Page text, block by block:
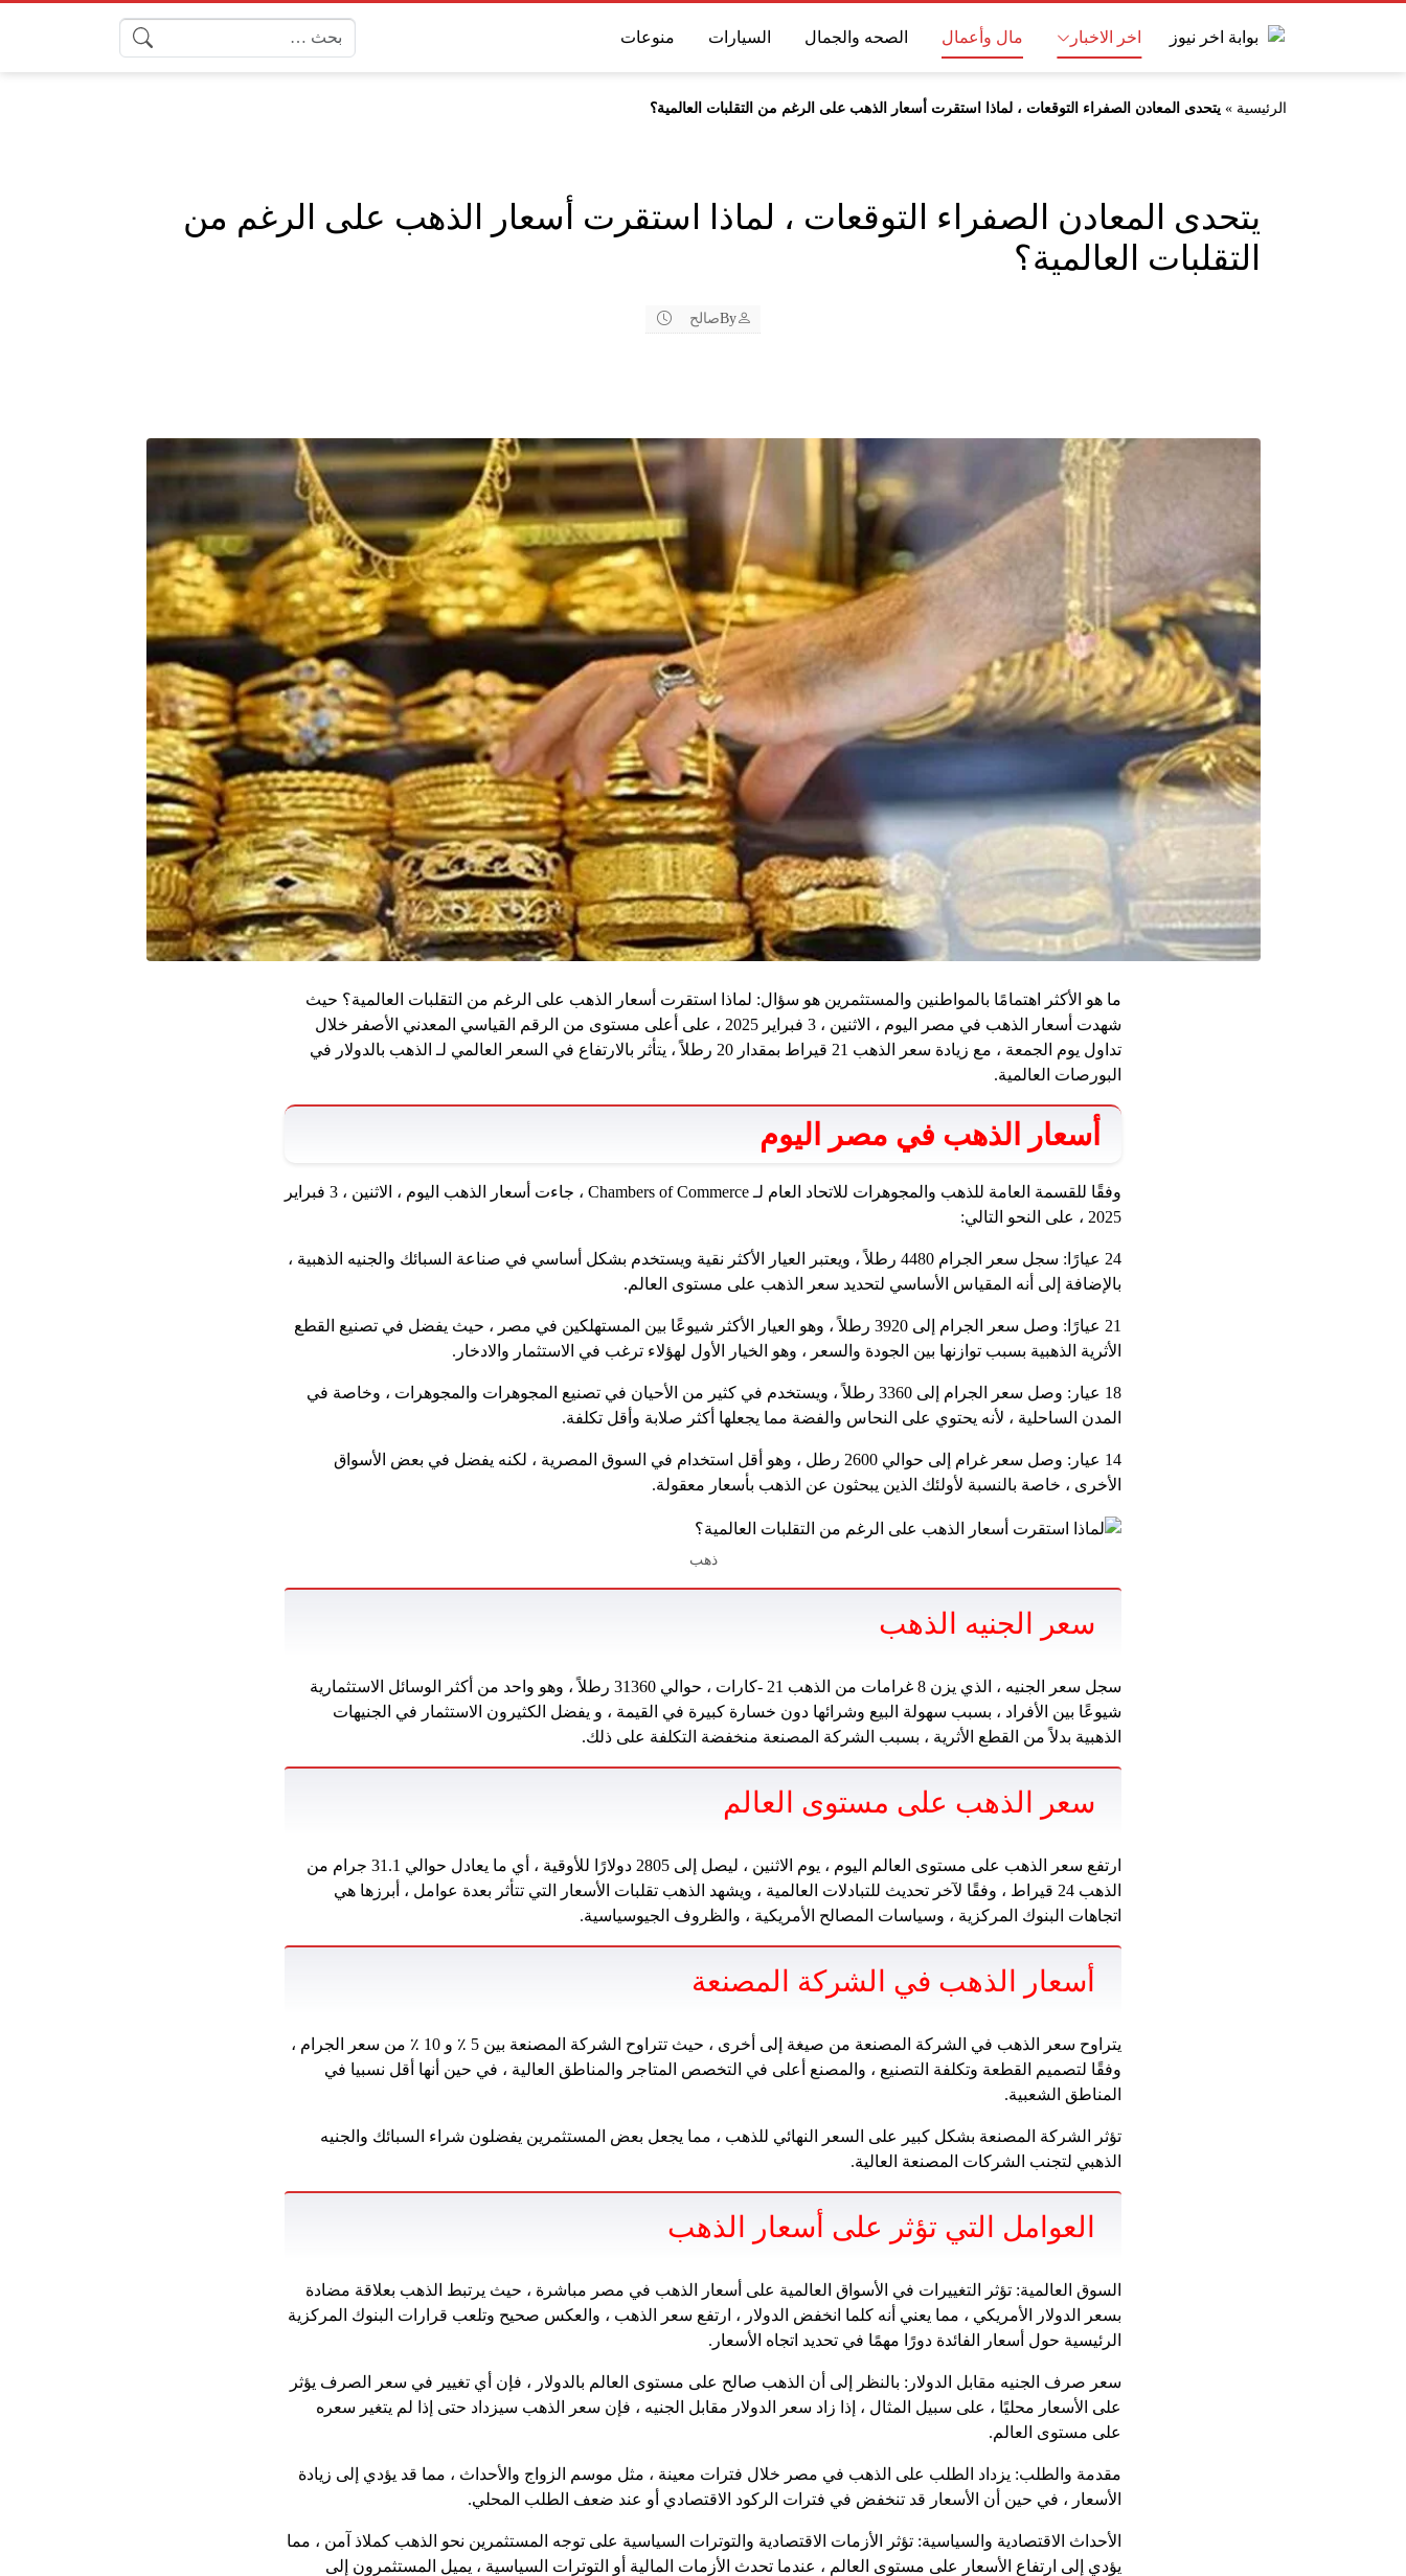
اخر الاخبار مال وأعمال الصحه والجمال السيارات منوعات
الرئيسية »يتحدى المعادن الصفراء التوقعات ، لماذا استقرت أسعار الذهب على الرغم من التقلبات العالمية؟
يتحدى المعادن الصفراء التوقعات ، لماذا استقرت أسعار الذهب على الرغم من
التقلبات العالمية؟
Byصالح
ما هو الأكثر اهتمامًا بالمواطنين والمستثمرين هو سؤال: لماذا استقرت أسعار الذهب على الرغم من التقلبات العالمية؟ حيث
شهدت أسعار الذهب في مصر اليوم ، الاثنين ، 3 فبراير 2025 ، على أعلى مستوى من الرقم القياسي المعدني الأصفر خلال
تداول يوم الجمعة ، مع زيادة سعر الذهب 21 قيراط بمقدار 20 رطلاً ، يتأثر بالارتفاع في السعر العالمي لـ الذهب بالدولار في
البورصات العالمية.
أسعار الذهب في مصر اليوم
وفقًا للقسمة العامة للذهب والمجوهرات للاتحاد العام لـ Chambers of Commerce ، جاءت أسعار الذهب اليوم ، الاثنين ، 3 فبراير
2025 ، على النحو التالي:
24 عيارًا: سجل سعر الجرام 4480 رطلاً ، ويعتبر العيار الأكثر نقية ويستخدم بشكل أساسي في صناعة السبائك والجنيه الذهبية ،
بالإضافة إلى أنه المقياس الأساسي لتحديد سعر الذهب على مستوى العالم.
21 عيارًا: وصل سعر الجرام إلى 3920 رطلاً ، وهو العيار الأكثر شيوعًا بين المستهلكين في مصر ، حيث يفضل في تصنيع القطع
الأثرية الذهبية بسبب توازنها بين الجودة والسعر ، وهو الخيار الأول لهؤلاء ترغب في الاستثمار والادخار.
18 عيار: وصل سعر الجرام إلى 3360 رطلاً ، ويستخدم في كثير من الأحيان في تصنيع المجوهرات والمجوهرات ، وخاصة في
المدن الساحلية ، لأنه يحتوي على النحاس والفضة مما يجعلها أكثر صلابة وأقل تكلفة.
14 عيار: وصل سعر غرام إلى حوالي 2600 رطل ، وهو أقل استخدام في السوق المصرية ، لكنه يفضل في بعض الأسواق
الأخرى ، خاصة بالنسبة لأولئك الذين يبحثون عن الذهب بأسعار معقولة.
ذهب
سعر الجنيه الذهب
سجل سعر الجنيه ، الذي يزن 8 غرامات من الذهب 21 -كارات ، حوالي 31360 رطلاً ، وهو واحد من أكثر الوسائل الاستثمارية
شيوعًا بين الأفراد ، بسبب سهولة البيع وشرائها دون خسارة كبيرة في القيمة ، و يفضل الكثيرون الاستثمار في الجنيهات
الذهبية بدلاً من القطع الأثرية ، بسبب الشركة المصنعة منخفضة التكلفة على ذلك.
سعر الذهب على مستوى العالم
ارتفع سعر الذهب على مستوى العالم اليوم ، يوم الاثنين ، ليصل إلى 2805 دولارًا للأوقية ، أي ما يعادل حوالي 31.1 جرام من
الذهب 24 قيراط ، وفقًا لآخر تحديث للتبادلات العالمية ، ويشهد الذهب تقلبات الأسعار التي تتأثر بعدة عوامل ، أبرزها هي
اتجاهات البنوك المركزية ، وسياسات المصالح الأمريكية ، والظروف الجيوسياسية.
أسعار الذهب في الشركة المصنعة
يتراوح سعر الذهب في الشركة المصنعة من صيغة إلى أخرى ، حيث تتراوح الشركة المصنعة بين 5 ٪ و 10 ٪ من سعر الجرام ،
وفقًا لتصميم القطعة وتكلفة التصنيع ، والمصنع أعلى في التخصص المتاجر والمناطق العالية ، في حين أنها أقل نسبيا في
المناطق الشعبية.
تؤثر الشركة المصنعة بشكل كبير على السعر النهائي للذهب ، مما يجعل بعض المستثمرين يفضلون شراء السبائك والجنيه
الذهبي لتجنب الشركات المصنعة العالية.
العوامل التي تؤثر على أسعار الذهب
السوق العالمية: تؤثر التغييرات في الأسواق العالمية على أسعار الذهب في مصر مباشرة ، حيث يرتبط الذهب بعلاقة مضادة
بسعر الدولار الأمريكي ، مما يعني أنه كلما انخفض الدولار ، ارتفع سعر الذهب ، والعكس صحيح وتلعب قرارات البنوك المركزية
الرئيسية حول أسعار الفائدة دورًا مهمًا في تحديد اتجاه الأسعار.
سعر صرف الجنيه مقابل الدولار: بالنظر إلى أن الذهب صالح على مستوى العالم بالدولار ، فإن أي تغيير في سعر الصرف يؤثر
على الأسعار محليًا ، على سبيل المثال ، إذا زاد سعر الدولار مقابل الجنيه ، فإن سعر الذهب سيزداد حتى إذا لم يتغير سعره
على مستوى العالم.
مقدمة والطلب: يزداد الطلب على الذهب في مصر خلال فترات معينة ، مثل موسم الزواج والأحداث ، مما قد يؤدي إلى زيادة
الأسعار ، في حين أن الأسعار قد تنخفض في فترات الركود الاقتصادي أو عند ضعف الطلب المحلي.
الأحداث الاقتصادية والسياسية: تؤثر الأزمات الاقتصادية والتوترات السياسية على توجه المستثمرين نحو الذهب كملاذ آمن ، مما
يؤدي إلى ارتفاع الأسعار على مستوى العالم ، عندما تحدث الأزمات المالية أو التوترات السياسية ، يميل المستثمرون إلى